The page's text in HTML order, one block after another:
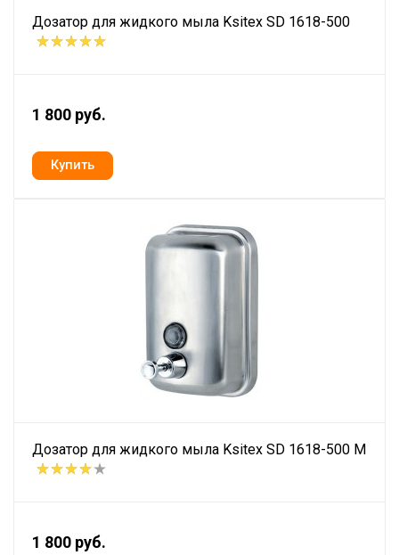
Дозатор для жидкого мыла Ksitex SD 1618-500
1 800 руб.
Дозатор для жидкого мыла Ksitex SD 1618-500 M
1 800 руб.